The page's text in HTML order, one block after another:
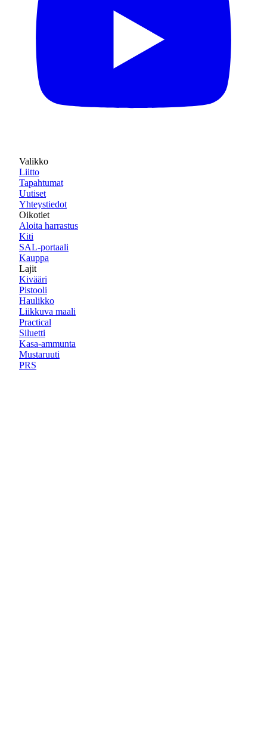
Valikko
Liitto
Tapahtumat
Uutiset
Yhteystiedot
Oikotiet
Aloita harrastus
Kiti
SAL-portaali
Kauppa
Lajit
Kivääri
Pistooli
Haulikko
Liikkuva maali
Practical
Siluetti
Kasa-ammunta
Mustaruuti
PRS